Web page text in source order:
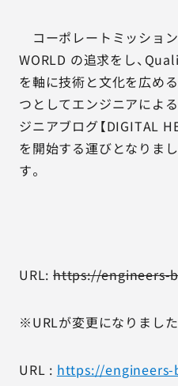
コーポレートミッショ
WORLD の追求をし、
を軸に技術と文化を広め
つとしてエンジニアによ
ジニアブログ【DIGITAL
を開始する運びとなりま
す。
URL: https://engineers-
※URLが変更になりました
URL : https://